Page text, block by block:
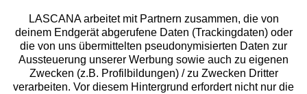
Services
Beratung
LASCANA arbeitet mit Partnern zusammen, die von
deinem Endgerät abgerufene Daten (Trackingdaten) oder
die von uns übermittelten pseudonymisierten Daten zur
Aussteuerung unserer Werbung sowie auch zu eigenen
Zwecken (z.B. Profilbildungen) / zu Zwecken Dritter
verarbeiten. Vor diesem Hintergrund erfordert nicht nur die